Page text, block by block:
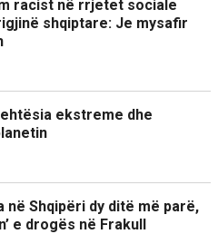
racist në rrjetet sociale
shqiptare: Je mysafir
ekstreme dhe
në Shqipëri dy ditë më parë,
e drogës në Frakull